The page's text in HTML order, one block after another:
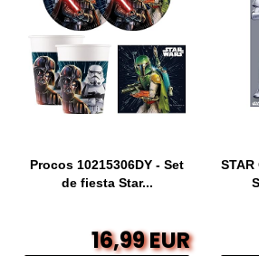
Procos 10215306DY - Set
de fiesta Star...
16,99 EUR
STAR